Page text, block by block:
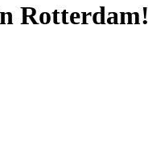
Rotterdam!